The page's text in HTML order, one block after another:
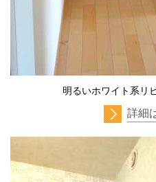
明るいホワイト
詳細